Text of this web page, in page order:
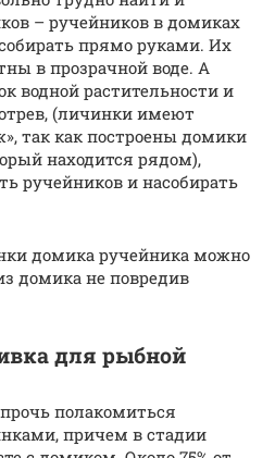
– ручейников в домиках
прямо руками. Их
в прозрачной воде. А
водной растительности и
(личинки имеют
так как построены домики
находится рядом),
ручейников и насобирать
домика ручейника можно
домика не повредив
для рыбной
полакомиться
причем в стадии